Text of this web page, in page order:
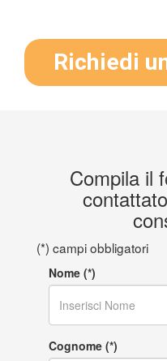
Richiedi
Compila il
(*) campi obbligatori
Nome (*)
Cognome (*)